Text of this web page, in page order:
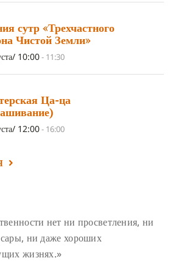
ВОСЕМЬ СТРОФ(4)
РАВНОСТНОСТЬ
(3) СХЕМЫ ЛАМРИМА(3)
МОНАШЕСТВО
(3)
(2)
сутр «Трехчастного
Чистой Земли»
10:00- 11:30
Ца-ца
12:00- 16:00
нет ни просветления, ни
ни даже хороших
жизнях.»